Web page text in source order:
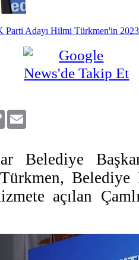
Parti Adayı Hilmi Türkmen'in
Copy
Link
Belediye
Belediye
açılan